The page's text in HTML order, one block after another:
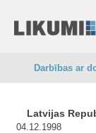
Darbības ar
Latvijas
04.12.1998